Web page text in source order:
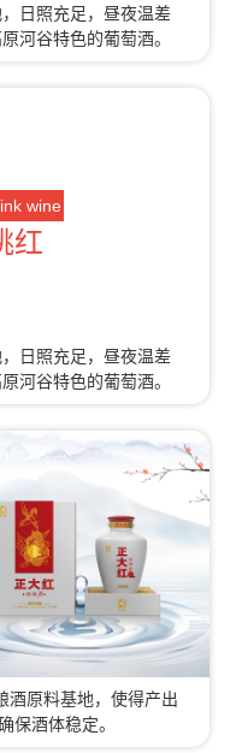
日照充足，昼夜温差
河谷特色的葡萄酒。
wine
红
日照充足，昼夜温差
河谷特色的葡萄酒。
酒原料基地，使得产出
保酒体稳定。